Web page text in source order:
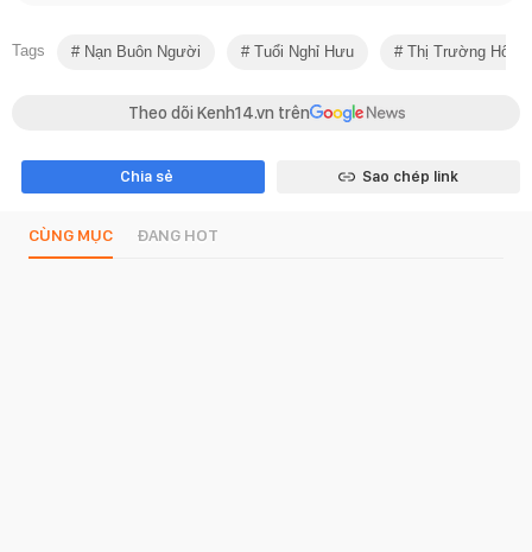
Tags Nạn Buôn Người Tuổi Nghỉ Hưu Thị Trường Hôn
Theo dõi Kenh14.vn trên
Chia sẻ Sao chép link
CÙNG MỤC ĐANG HOT